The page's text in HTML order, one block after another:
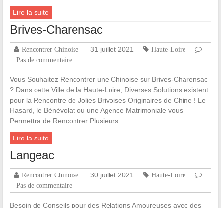
Lire la suite
Brives-Charensac
Rencontrer Chinoise 31 juillet 2021
Haute-Loire
Pas de commentaire
Vous Souhaitez Rencontrer une Chinoise sur Brives-Charensac
? Dans cette Ville de la Haute-Loire, Diverses Solutions existent
pour la Rencontre de Jolies Brivoises Originaires de Chine ! Le
Hasard, le Bénévolat ou une Agence Matrimoniale vous
Permettra de Rencontrer Plusieurs…
Lire la suite
Langeac
Rencontrer Chinoise 30 juillet 2021
Haute-Loire
Pas de commentaire
Besoin de Conseils pour des Relations Amoureuses avec des